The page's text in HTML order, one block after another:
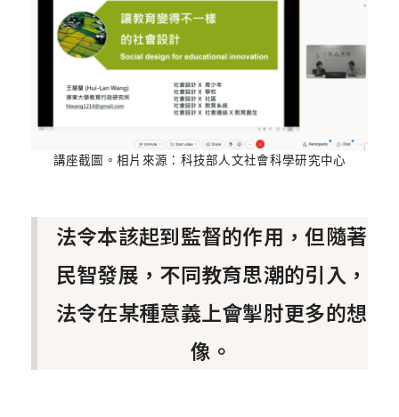
講座截圖。相片來源：科技部人文社會科學研究中心
法令本該起到監督的作用，但隨著
民智發展，不同教育思潮的引入，
法令在某種意義上會掣肘更多的想
像。